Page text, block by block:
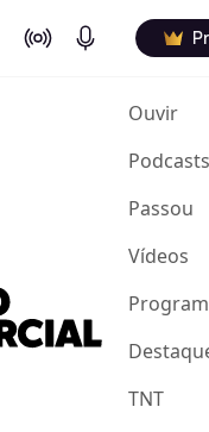
On Air Podcasts
Ouvir
Podcasts
Passou
Vídeos
TNT